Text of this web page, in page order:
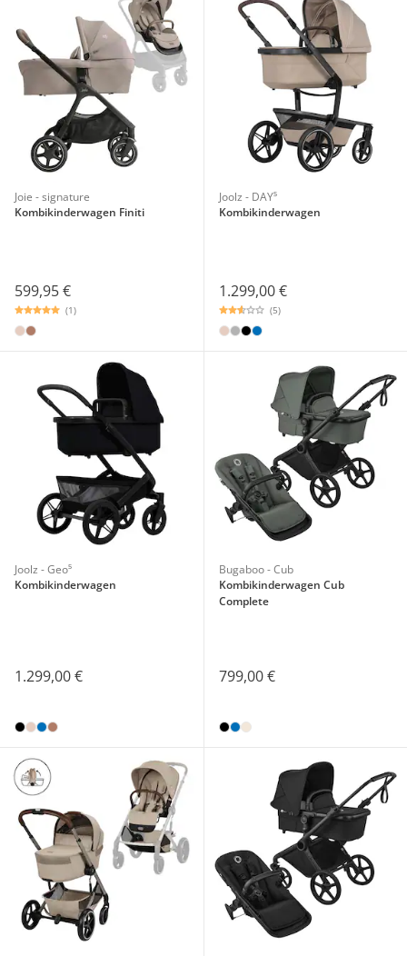
Joie - signature
Kombikinderwagen Finiti
599,95 €
(1)
Joolz - DAY⁵
Kombikinderwagen
1.299,00 €
(5)
Joolz - Geo⁵
Kombikinderwagen
1.299,00 €
Bugaboo - Cub
Kombikinderwagen Cub
Complete
799,00 €